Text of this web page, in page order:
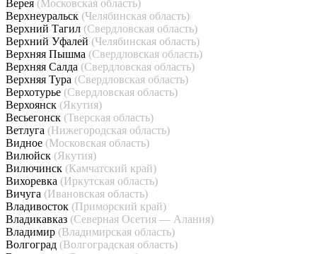
Верея (Московская область)
Верхнеуральск (Челябинская область)
Верхний Тагил (Свердловская область)
Верхний Уфалей (Челябинская область)
Верхняя Пышма (Свердловская область)
Верхняя Салда (Свердловская область)
Верхняя Тура (Свердловская область)
Верхотурье (Свердловская область)
Верхоянск (Якутия)
Весьегонск (Тверская область)
Ветлуга (Нижегородская область)
Видное (Московская область)
Вилюйск (Якутия)
Вилючинск (Камчатский край)
Вихоревка (Иркутская область)
Вичуга (Ивановская область)
Владивосток (Приморский край)
Владикавказ (Северная Осетия — Алания)
Владимир (Владимирская область)
Волгоград (Волгоградская область)